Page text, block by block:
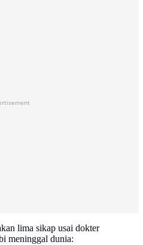
lima sikap usai dokter
meninggal dunia: